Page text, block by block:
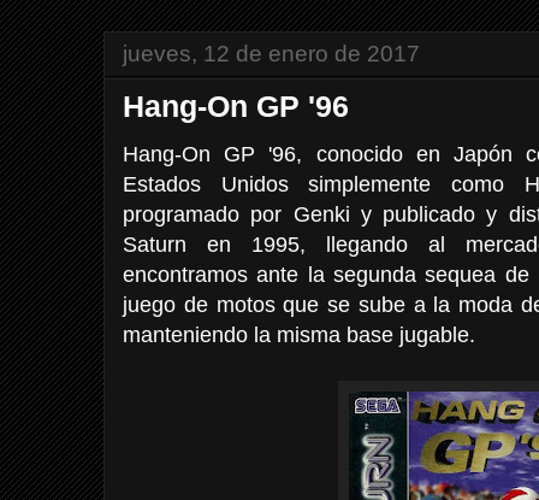
jueves, 12 de enero de 2017
Hang-On GP '96
Hang-On GP '96, conocido en Japón
Estados Unidos simplemente como
programado por Genki y publicado y
Saturn en 1995, llegando al
encontramos ante la segunda sequea
juego de motos que se sube a la moda
manteniendo la misma base jugable.